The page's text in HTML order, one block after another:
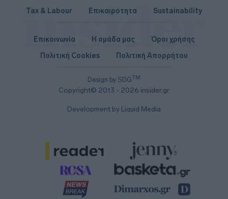
Tax & Labour
Επικαιρότητα Sustainability
Design by SDGTM
Copyright© 2013 - 2026 insider.gr
Επικοινωνία Η ομάδα μας
Όροι χρήσης
Πολιτική Cookies
Πολιτική Απορρήτου
Development by Liquid Media